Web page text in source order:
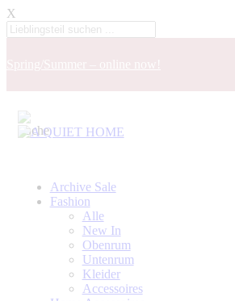
X
Archive Sale
Fashion
Alle
New In
Obenrum
Untenrum
Kleider
Accessoires